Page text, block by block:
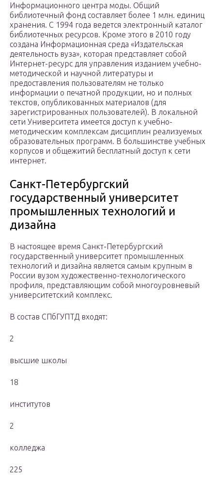
Информационного центра моды. Общий
библиотечный фонд составляет более 1 млн. единиц
хранения. С 1994 года ведется электронный каталог
библиотечных ресурсов. Кроме этого в 2010 году
создана Информационная среда «Издательская
деятельность вуза», которая представляет собой
Интернет-ресурс для управления изданием учебно-
методической и научной литературы и
предоставления пользователям не только
информации о печатной продукции, но и полных
текстов, опубликованных материалов (для
зарегистрированных пользователей). В локальной
сети Университета имеется доступ к учебно-
методическим комплексам дисциплин реализуемых
образовательных программ. В большинстве учебных
корпусов и общежитий бесплатный доступ к сети
интернет.
Санкт-Петербургский
государственный университет
промышленных технологий и
дизайна
В настоящее время Санкт-Петербургский
государственный университет промышленных
технологий и дизайна является самым крупным в
России вузом художественно-технологического
профиля, представляющим собой многоуровневый
университетский комплекс.
В состав СПбГУПТД входят:
2
высшие школы
18
институтов
2
колледжа
225